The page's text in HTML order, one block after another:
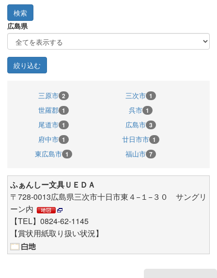
広島県
三原市 2 三次市 1
世羅郡 1 呉市 1
尾道市 1 広島市 3
府中市 1 廿日市市 1
東広島市 1 福山市 7
ふぁんしー文具ＵＥＤＡ
〒728-0013広島県三次市十日市東４−１−３０ サングリ
ーン内
【TEL】0824-62-1145
【賞状用紙取り扱い状況】